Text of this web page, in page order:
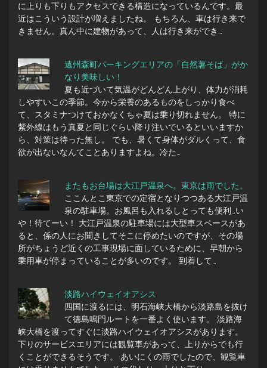
に上りも下りもアクセスできる構造になっているんです。最
近はこういう設計が増えましたね。 もちろん、車は行き来で
きません。真ん中に建物があって、人は行き来ができ…
遠州森町パーキングエリアの「自然薯そば」がか
なり美味しい！
夏も近づいて気温がどんどん上がり、体力が消耗
しやすいこの季節。今から栄養のあるものをしっかり食べ
て、スタミナつけておかなくちゃ夏は乗り切れません。 特に
紫外線はもう真夏と同じぐらい降り注いでいるといいますか
ら、対策は待った無し。 でも、暑くて身体がダルくって、食
欲が出ないなんてことありますよね。冷た…
またもお台場は大江戸温泉へ。東京は雨でした。
ここんとこ東京での定宿となりつつある大江戸温
泉の駐車場。お風呂も入れるしとっても便利…い
や！待てーい！ 大江戸温泉の駐車場には大型車スペースがあ
ると、係の人にお聞きしてそこに停めたいのですが、その場
所がちょうど近くの工事現場に面しているために、早朝から
乗用車が停まっていることが多いのです。 到着して…
淡路ハイウェイオアシス
四国に渡るには、明石海峡大橋から淡路島を抜け
て徳島鳴門ルートを一番よく使います。 淡路海
峡大橋を渡ってすぐに淡路ハイウェイオアシスがあります。
下りのサービスエリアには観覧車があって、上りからでも行
くことができるそうです。 あいにくの雨でしたので、観覧車